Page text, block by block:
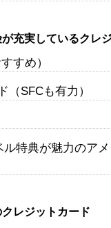
充実しているクレ
すめ）
（SFCも有力）
特典が魅力のア
レジットカード